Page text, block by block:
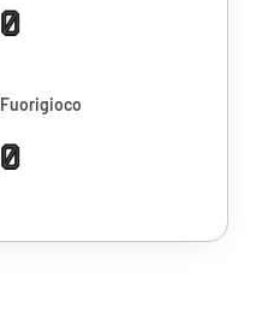
0
Fuorigioco
0